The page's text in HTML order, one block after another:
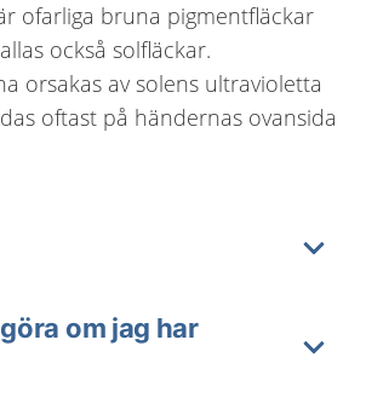
ofarliga bruna pigmentfläckar
också solfläckar.
orsakas av solens ultravioletta
oftast på händernas ovansida
om jag har